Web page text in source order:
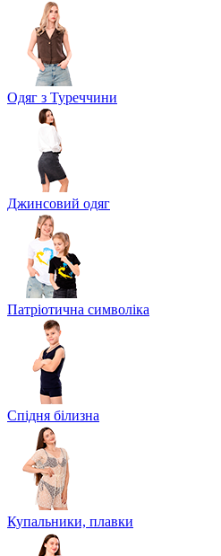
Одяг з Туреччини
Джинсовий одяг
Патріотична символіка
Спідня білизна
Купальники, плавки